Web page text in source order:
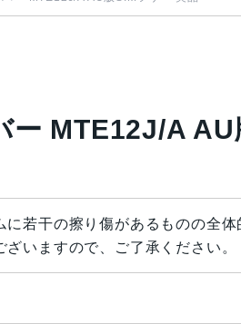
MTE12J/A AU
に若干の擦り傷があるものの全
ざいますので、ご了承ください。